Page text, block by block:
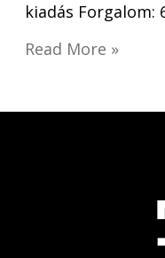
kiadás Forgalom:
Read More »